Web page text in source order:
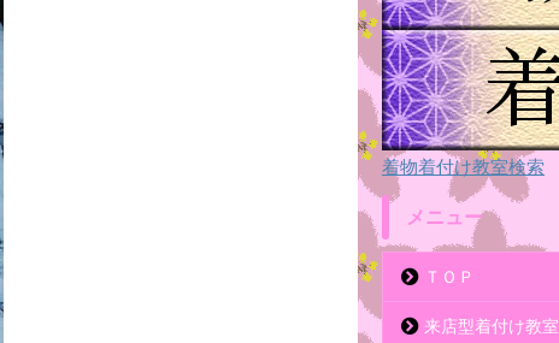
着物着付け教室検索
メニュー
ＴＯＰ
来店型着付け教室